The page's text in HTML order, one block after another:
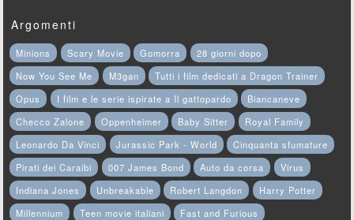
Argomenti
Minions Scary Movie Gomorra
28 giorni dopo
Now You See Me
M3gan
Tutti i film dedicati a Dragon Trainer
Opus
I film e le serie ispirate a Il gattopardo
Biancaneve
Checco Zalone
Oppenheimer Baby Sitter
Royal Family
Leonardo Da Vinci
Jurassic Park - World
Cinquanta sfumature
Pirati dei Caraibi
007 James Bond Auto da corsa
Virus
Indiana Jones
Unbreakable Robert Langdon
Harry Potter
Millennium
Teen movie italiani
Fast and Furious